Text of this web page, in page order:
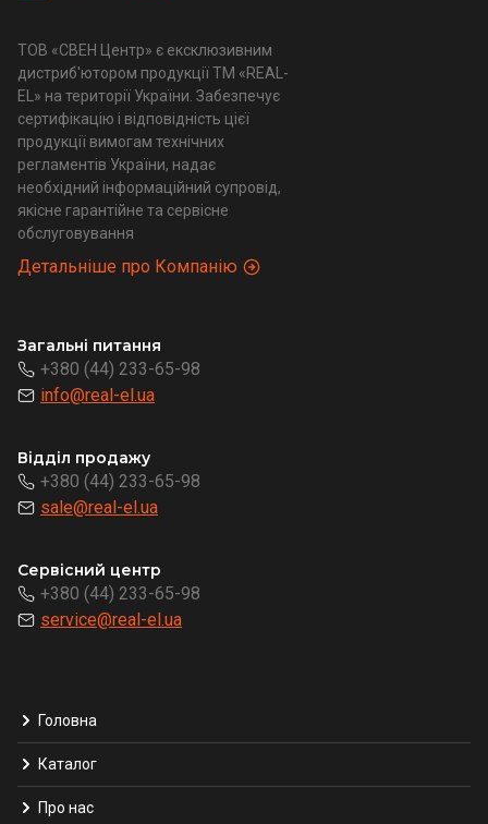
ТОВ «СВЕН Центр» є ексклюзивним
дистриб'ютором продукції ТМ «REAL-
EL» на території України. Забезпечує
сертифікацію і відповідність цієї
продукції вимогам технічних
регламентів України, надає
необхідний інформаційний супровід,
якісне гарантійне та сервісне
обслуговування
Детальніше про Компанію
Загальні питання
+380 (44) 233-65-98
info@real-el.ua
Відділ продажу
+380 (44) 233-65-98
sale@real-el.ua
Сервісний центр
+380 (44) 233-65-98
service@real-el.ua
Головна
Каталог
Про нас